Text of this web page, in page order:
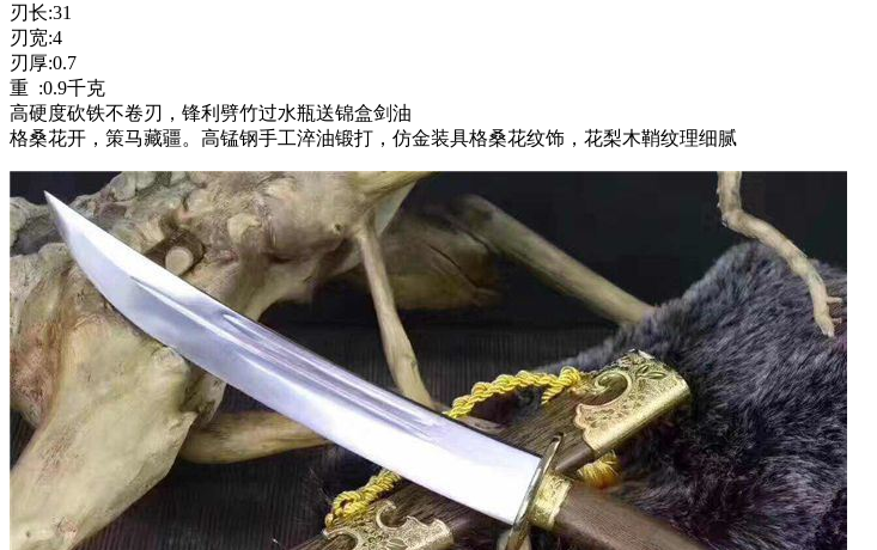
刃长:31
刃宽:4
刃厚:0.7
重 :0.9千克
高硬度砍铁不卷刃，锋利劈竹过水瓶送锦盒剑油
格桑花开，策马藏疆。高锰钢手工淬油锻打，仿金装具格桑花纹饰，花梨木鞘纹理细腻